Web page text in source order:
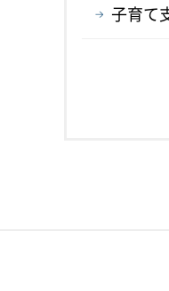
子育て